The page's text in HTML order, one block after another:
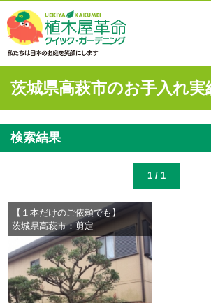
茨城県高萩市のお手入れ実
検索結果
1 / 1
【１本だけのご依頼でも】
茨城県高萩市：剪定